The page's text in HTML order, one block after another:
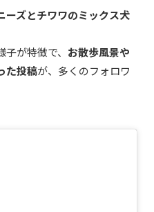
ーズとチワワのミックス犬
が特徴で、 お散歩風景や
た投稿が、多くのフォロワ